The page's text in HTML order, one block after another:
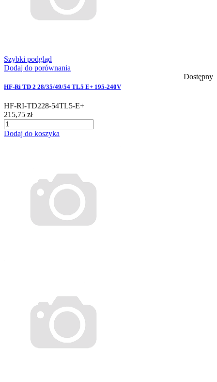
Szybki podgląd
Dodaj do porównania
Dostępny
HF-Ri TD 2 28/35/49/54 TL5 E+ 195-240V
HF-RI-TD228-54TL5-E+
215,75 zł
Dodaj do koszyka